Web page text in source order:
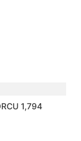
1,794